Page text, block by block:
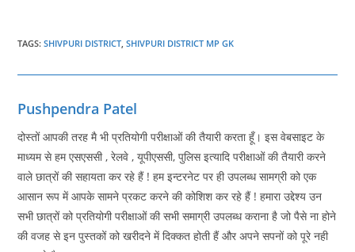
TAGS:SHIVPURI DISTRICT, SHIVPURI DISTRICT MP GK
Pushpendra Patel
दोस्तों आपकी तरह मै भी प्रतियोगी परीक्षाओं की तैयारी करता हूँ। इस वेबसाइट के
माध्यम से हम एसएससी , रेलवे , यूपीएससी, पुलिस इत्यादि परीक्षाओं की तैयारी करने
वाले छात्रों की सहायता कर रहे हैं ! हम इन्टरनेट पर ही उपलब्ध सामग्री को एक
आसान रूप में आपके सामने प्रकट करने की कोशिश कर रहे हैं ! हमारा उद्देश्य उन
सभी छात्रों को प्रतियोगी परीक्षाओं की सभी समाग्री उपलब्ध कराना है जो पैसे ना होने
की वजह से इन पुस्तकों को खरीदने में दिक्कत होती हैं और अपने सपनों को पूरे नही